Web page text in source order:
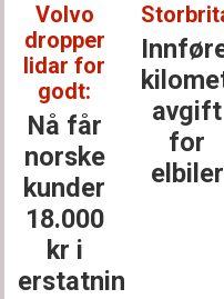
Volvo
dropper
lidar for
godt:
Nå får
norske
kunder
18.000
kr i
erstatning
avgift
for
elbiler